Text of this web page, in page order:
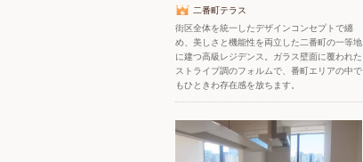
二番町テラス
街区全体を統一したデザインコンセプトで纏
め、美しさと機能性を両立した二番町の一等地
に建つ高級レジデンス。ガラス壁面に覆われた
ストライプ調のフォルムで、番町エリアの中で
もひときわ存在感を放ちます。